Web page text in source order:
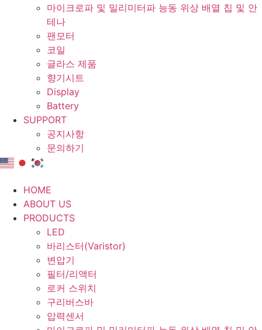
마이크로파 및 밀리미터파 능동 위상 배열 칩 및 안
테나
팬모터
코일
글라스 제품
향기시트
Display
Battery
SUPPORT
공지사항
문의하기
HOME
ABOUT US
PRODUCTS
LED
바리스터(Varistor)
변압기
필터/리액터
로커 스위치
구리버스바
압력센서